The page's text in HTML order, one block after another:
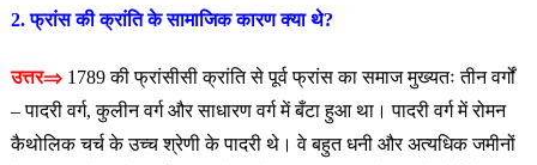
2. फ्रांस की क्रांति के सामाजिक कारण क्या थे?
उत्तर⇒1789 की फ्रांसीसी क्रांति से पूर्व फ्रांस का समाज मुख्यतः तीन वर्गों
– पादरी वर्ग, कुलीन वर्ग और साधारण वर्ग में बँटा हुआ था। पादरी वर्ग मेंरोमन
कैथोलिक चर्च के उच्च श्रेणी के पादरी थे। वे बहुत धनी और अत्यधिक जमीनों